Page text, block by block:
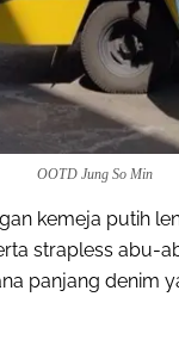
OOTD Jung So Min
kemeja putih
strapless abu-
panjang denim